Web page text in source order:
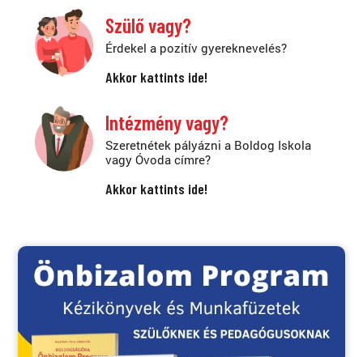
Szülő vagy?
Érdekel a pozitív gyereknevelés?
Akkor kattints ide!
Intézmény vagy?
Szeretnétek pályázni a Boldog Iskola
vagy Óvoda címre?
Akkor kattints ide!